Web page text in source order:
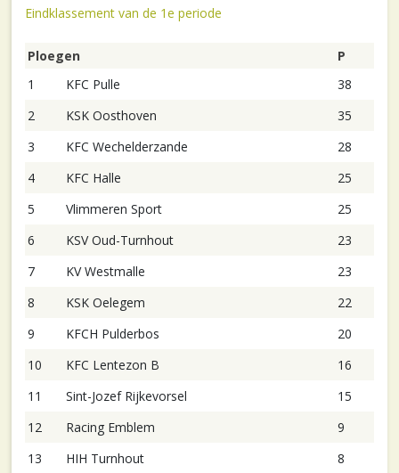
Eindklassement van de 1e periode
Ploegen
P
1
KFC Pulle
38
2
KSK Oosthoven
35
3
KFC Wechelderzande
28
4
KFC Halle
25
5
Vlimmeren Sport
25
6
KSV Oud-Turnhout
23
7
KV Westmalle
23
8
KSK Oelegem
22
9
KFCH Pulderbos
20
10
KFC Lentezon B
16
11
Sint-Jozef Rijkevorsel
15
12
Racing Emblem
9
13
HIH Turnhout 8